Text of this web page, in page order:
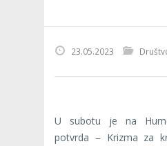
23.05.2023
U subotu je na
potvrda – Krizma za